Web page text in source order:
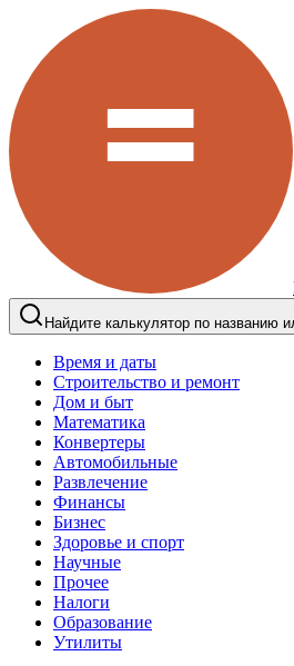
Найдите калькулятор по названию
Время и даты
Строительство и ремонт
Дом и быт
Математика
Конвертеры
Автомобильные
Развлечение
Финансы
Бизнес
Здоровье и спорт
Научные
Прочее
Налоги
Образование
Утилиты